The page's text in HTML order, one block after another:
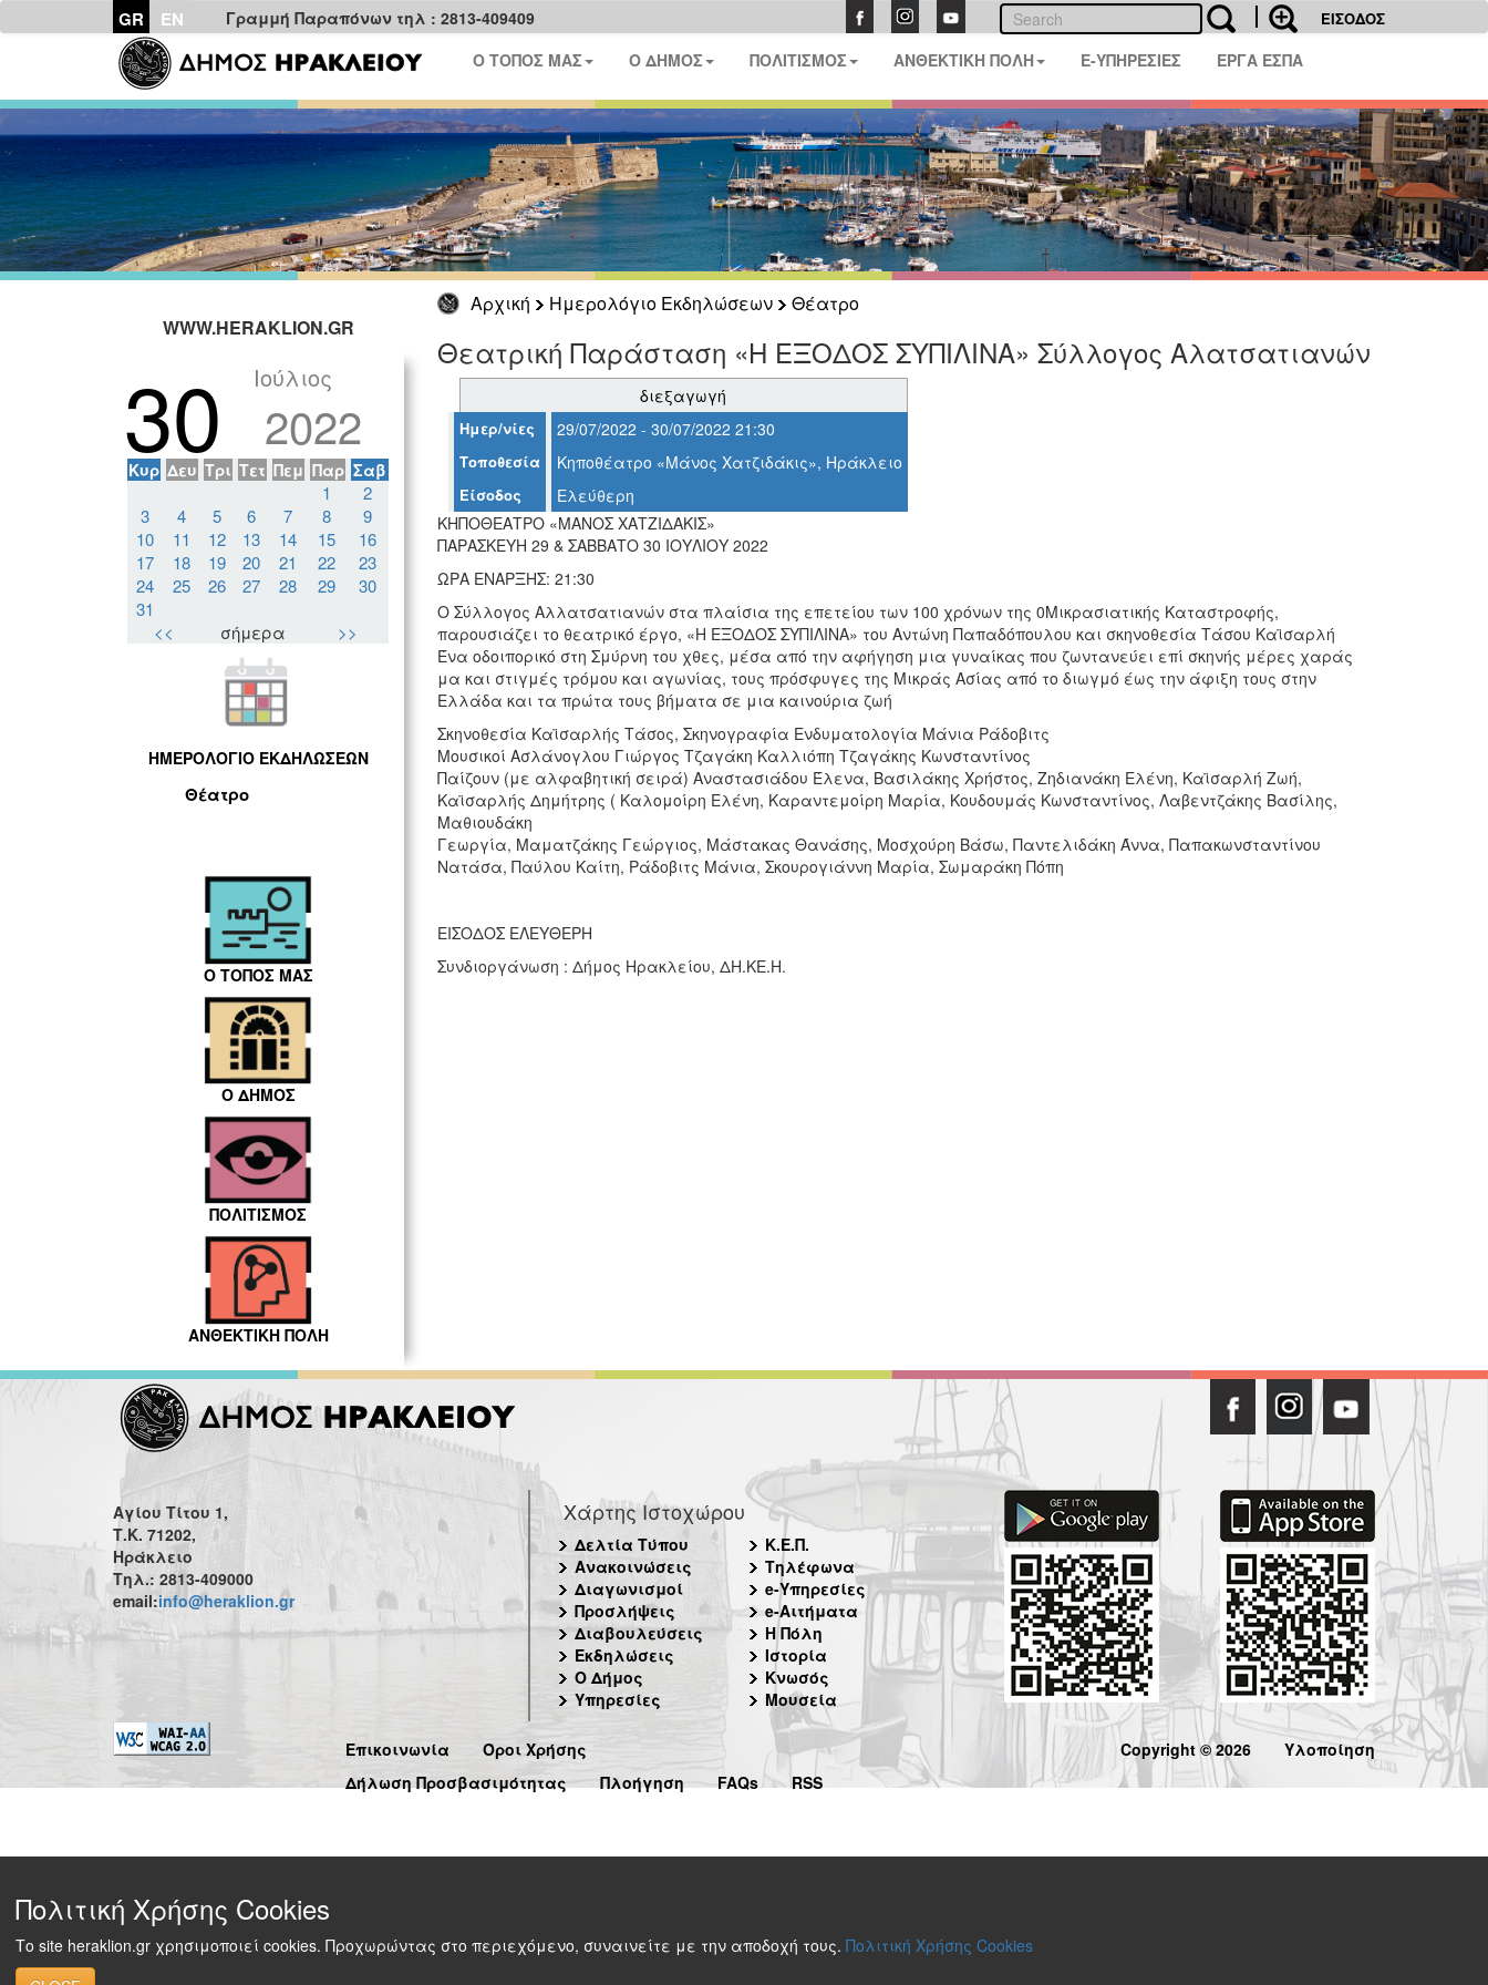
GR EN Γραμμή Παραπόνων τηλ : 2813-409409 ΕΙΣΟΔΟΣ
Ο ΤΟΠΟΣ ΜΑΣ Ο ΔΗΜΟΣ ΠΟΛΙΤΙΣΜΟΣ ΑΝΘΕΚΤΙΚΗ ΠΟΛΗ E-ΥΠΗΡΕΣΙΕΣ ΕΡΓΑ ΕΣΠΑ
Αρχική Ημερολόγιο Εκδηλώσεων
Θέατρο
WWW.HERAKLION.GR
30 Ιούλιος
2022
Κυρ Δευ Τρι Τετ Πεμ Παρ Σαβ
1
2
3
4 5 6 7 8
9
10
11 12 13 14 15
16
17
18 19 20 21 22
23
24
25 26 27 28 29
30
31
<<
σήμερα >>
ΗΜΕΡΟΛΟΓΙΟ ΕΚΔΗΛΩΣΕΩΝ
Θέατρο
Ο ΤΟΠΟΣ ΜΑΣ
Ο ΔΗΜΟΣ
ΠΟΛΙΤΙΣΜΟΣ
ΑΝΘΕΚΤΙΚΗ ΠΟΛΗ
Θεατρική Παράσταση «Η ΕΞΟΔΟΣ ΣΥΠΙΛΙΝΑ» Σύλλογος Αλατσατιανών
διεξαγωγή
Ημερ/νίες 29/07/2022 - 30/07/2022 21:30
Τοποθεσία Κηποθέατρο «Μάνος Χατζιδάκις», Ηράκλειο
Είσοδος
Ελεύθερη
ΚΗΠΟΘΕΑΤΡΟ «ΜΑΝΟΣ ΧΑΤΖΙΔΑΚΙΣ»
ΠΑΡΑΣΚΕΥΗ 29 & ΣΑΒΒΑΤΟ 30 ΙΟΥΛΙΟΥ 2022
ΩΡΑ ΕΝΑΡΞΗΣ: 21:30
Ο Σύλλογος Αλλατσατιανών στα πλαίσια της επετείου των 100 χρόνων της 0Μικρασιατικής Καταστροφής,
παρουσιάζει το θεατρικό έργο, «Η ΕΞΟΔΟΣ ΣΥΠΙΛΙΝΑ» του Αντώνη Παπαδόπουλου και σκηνοθεσία Τάσου Καϊσαρλή
Ένα οδοιπορικό στη Σμύρνη του χθες, μέσα από την αφήγηση μια γυναίκας που ζωντανεύει επί σκηνής μέρες χαράς
μα και στιγμές τρόμου και αγωνίας, τους πρόσφυγες της Μικράς Ασίας από το διωγμό έως την άφιξη τους στην
Ελλάδα και τα πρώτα τους βήματα σε μια καινούρια ζωή
Σκηνοθεσία Καϊσαρλής Τάσος, Σκηνογραφία Ενδυματολογία Μάνια Ράδοβιτς
Μουσικοί Ασλάνογλου Γιώργος Τζαγάκη Καλλιόπη Τζαγάκης Κωνσταντίνος
Παίζουν (με αλφαβητική σειρά) Αναστασιάδου Έλενα, Βασιλάκης Χρήστος, Ζηδιανάκη Ελένη, Καϊσαρλή Ζωή,
Καϊσαρλής Δημήτρης ( Καλομοίρη Ελένη, Καραντεμοίρη Μαρία, Κουδουμάς Κωνσταντίνος, Λαβεντζάκης Βασίλης,
Μαθιουδάκη
Γεωργία, Μαματζάκης Γεώργιος, Μάστακας Θανάσης, Μοσχούρη Βάσω, Παντελιδάκη Άννα, Παπακωνσταντίνου
Νατάσα, Παύλου Καίτη, Ράδοβιτς Μάνια, Σκουρογιάννη Μαρία, Σωμαράκη Πόπη
ΕΙΣΟΔΟΣ ΕΛΕΥΘΕΡΗ
Συνδιοργάνωση : Δήμος Ηρακλείου, ΔΗ.ΚΕ.Η.
Αγίου Τίτου 1,
Τ.Κ. 71202,
Ηράκλειο
Τηλ.: 2813-409000
email:info@heraklion.gr
Χάρτης Ιστοχώρου
Δελτία Τύπου
Ανακοινώσεις
Διαγωνισμοί
Προσλήψεις
Διαβουλεύσεις
Εκδηλώσεις
Ο Δήμος
Υπηρεσίες
Κ.Ε.Π.
Τηλέφωνα
e-Υπηρεσίες
e-Αιτήματα
Η Πόλη
Ιστορία
Κνωσός
Μουσεία
Επικοινωνία
Όροι Χρήσης
Δήλωση Προσβασιμότητας
Πλοήγηση FAQs RSS
Copyright © 2026 Υλοποίηση
Πολιτική Χρήσης Cookies
Το site heraklion.gr χρησιμοποιεί cookies. Προχωρώντας στο περιεχόμενο, συναινείτε με την αποδοχή τους. Πολιτική Χρήσης Cookies